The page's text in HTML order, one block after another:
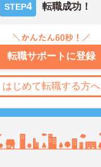
STEP4 転職成功！
転職サポートに登録
はじめて転職する方へ